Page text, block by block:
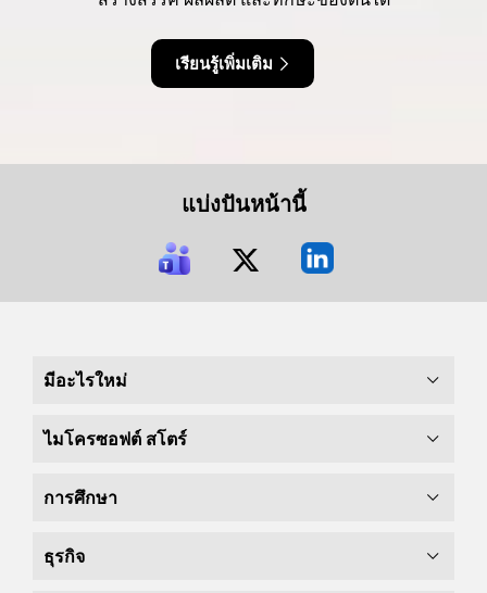
เรียนรู้เพิ่มเติม
แบ่งปันหน้านี้
มีอะไรใหม่
ไมโครซอฟต์ สโตร์
การศึกษา
ธุรกิจ